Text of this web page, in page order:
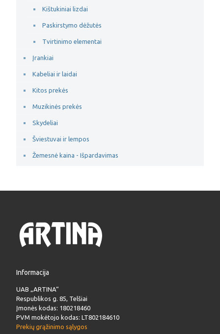
Kištukiniai lizdai
Paskirstymo dėžutės
Tvirtinimo elementai
Įrankiai
Kabeliai ir laidai
Kitos prekės
Muzikinės prekės
Skydeliai
Šviestuvai ir lempos
Žemesnė kaina - Išpardavimas
Informacija
UAB „ARTINA“
Respublikos g. 85, Telšiai
Įmonės kodas: 180218460
PVM mokėtojo kodas: LT802184610
Prekių grąžinimo sąlygos